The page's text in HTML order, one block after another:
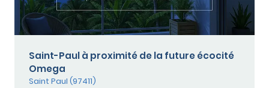
Saint-Paul à proximité de la future écocité
Omega
Saint Paul (97411)